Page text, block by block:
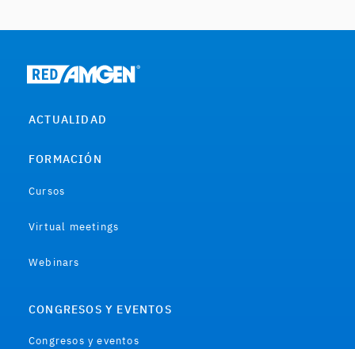
ACTUALIDAD
FORMACIÓN
Cursos
Virtual meetings
Webinars
CONGRESOS Y EVENTOS
Congresos y eventos